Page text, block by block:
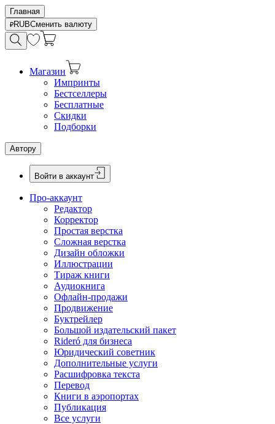
Главная
RUBСменить валюту
Магазин
Импринты
Бестселлеры
Бесплатные
Скидки
Подборки
Автору
Войти в аккаунт
Про-аккаунт
Редактор
Корректор
Простая верстка
Сложная верстка
Дизайн обложки
Иллюстрации
Тираж книги
Аудиокнига
Офлайн-продажи
Продвижение
Буктрейлер
Большой издательский пакет
Rideró для бизнеса
Юридический советник
Дополнительные услуги
Расшифровка текста
Перевод
Книги в аэропортах
Публикация
Все услуги